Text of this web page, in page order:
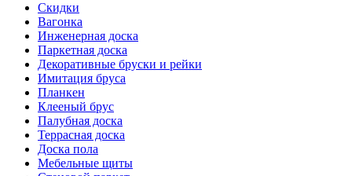
Скидки
Вагонка
Инженерная доска
Паркетная доска
Декоративные бруски и рейки
Имитация бруса
Планкен
Клееный брус
Палубная доска
Террасная доска
Доска пола
Мебельные щиты